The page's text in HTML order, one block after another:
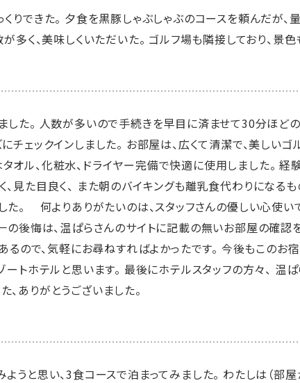
りできた。 夕食を黒豚しゃぶしゃぶのコースを頼んだが、
多く、美味しくいただいた。 ゴルフ場も隣接しており、景色
た。 人数が多いので手続きを早目に済ませて30分ほど
チェックインしました。 お部屋は、広くて清潔で、美しい
オル、化粧水、ドライヤー完備で快適に使用しました。 経
見た目良く、 また朝のバイキングも離乳食代わりになるも
。 何よりありがたいのは、スタッフさんの優しい心使い
の後悔は、温ぱらさんのサイトに記載の無いお部屋の確認
るので、気軽にお尋ねすればよかったです。 今後もこのお
ートホテルと思います。 最後にホテルスタッフの方々、 温
ありがとうございました。
うと思い、3食コースで泊まってみました。 わたしは（部